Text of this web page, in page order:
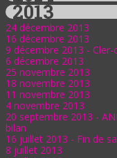
2013
24 décembre 2013
16 décembre 2013
9 décembre 2013 - Cler-
6 décembre 2013
25 novembre 2013
18 novembre 2013
11 novembre 2013
4 novembre 2013
20 septembre 2013 -
bilan
16 juillet 2013 - Fin de
8 juillet 2013